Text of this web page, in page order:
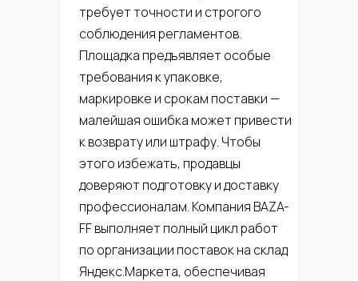
требует точности и строгого
соблюдения регламентов.
Площадка предъявляет особые
требования к упаковке,
маркировке и срокам поставки —
малейшая ошибка может привести
к возврату или штрафу. Чтобы
этого избежать, продавцы
доверяют подготовку и доставку
профессионалам. Компания BAZA-
FF выполняет полный цикл работ
по организации поставок на склад
Яндекс.Маркета, обеспечивая